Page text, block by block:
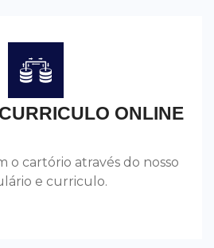
ONLINE
o cartório através do nosso
e curriculo.